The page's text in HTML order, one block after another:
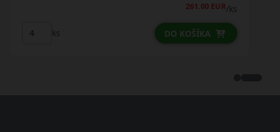
261.00 EUR/ks
ks DO KOŠÍKA